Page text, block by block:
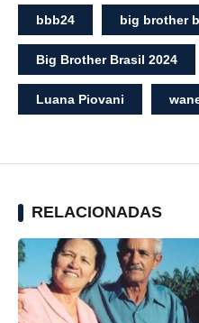
bbb24 big brother
Big Brother Brasil 2024
Luana Piovani
RELACIONADAS